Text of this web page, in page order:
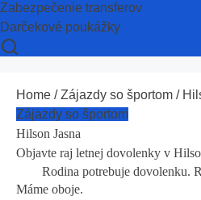
Zabezpečenie transferov
Darčekové poukážky
Home /Zájazdy so športom /
Zájazdy so športom
Hilson Jasna
Objavte raj letnej dovolenky v
Rodina potrebuje dovolenku.
Máme oboje.